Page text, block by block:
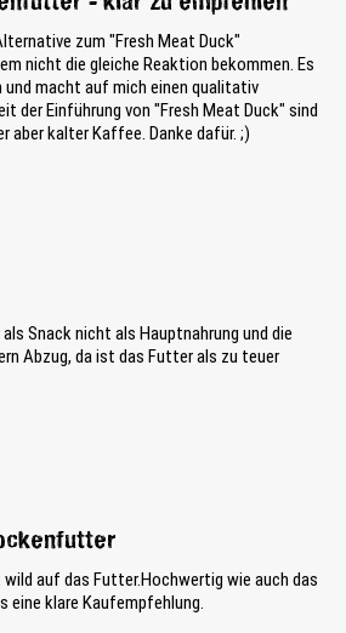
zum "Fresh Meat Duck"
nicht die gleiche Reaktion bekommen. Es
und macht auf mich einen qualitativ
der Einführung von "Fresh Meat Duck" sind
aber kalter Kaffee. Danke dafür. ;)
4 sur 5 étoiles
Snack nicht als Hauptnahrung und die
Abzug, da ist das Futter als zu teuer
5 sur 5 étoiles
auf das Futter.Hochwertig wie auch das
eine klare Kaufempfehlung.